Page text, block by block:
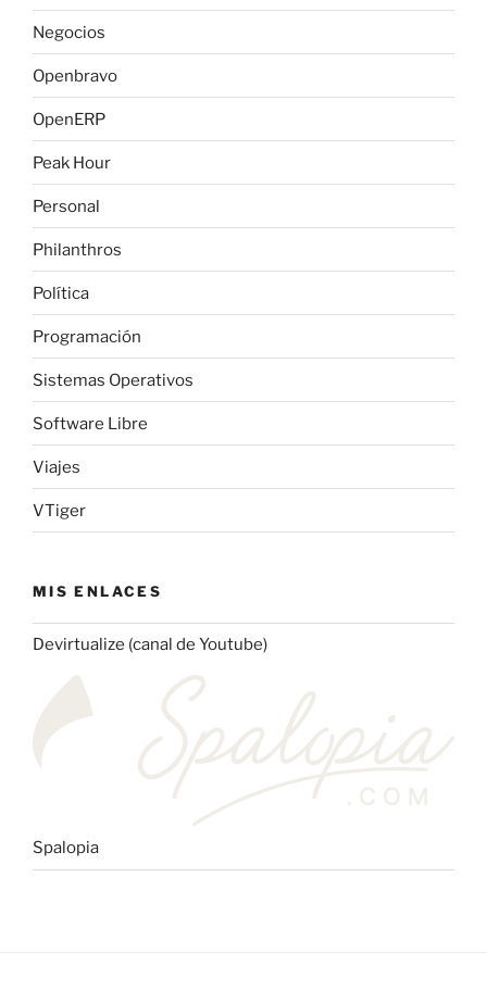
Negocios
Openbravo
OpenERP
Peak Hour
Personal
Philanthros
Política
Programación
Sistemas Operativos
Software Libre
Viajes
VTiger
MIS ENLACES
Devirtualize (canal de Youtube)
Spalopia